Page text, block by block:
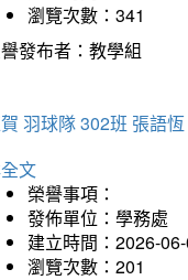
瀏覽次數：341
發布者：教學組
羽球隊 302班 張語
文
榮譽事項：
發佈單位：學務處
建立時間：2026-
瀏覽次數：201